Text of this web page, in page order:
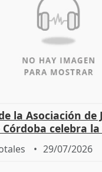
la Asociación de
celebra la
29/07/2026